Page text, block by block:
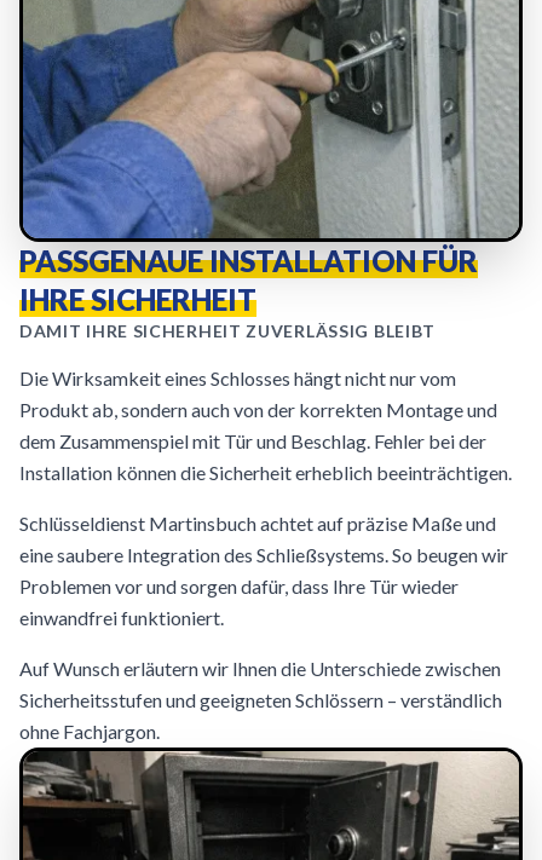
PASSGENAUE INSTALLATION FÜR
IHRE SICHERHEIT
DAMIT IHRE SICHERHEIT ZUVERLÄSSIG BLEIBT
Die Wirksamkeit eines Schlosses hängt nicht nur vom
Produkt ab, sondern auch von der korrekten Montage und
dem Zusammenspiel mit Tür und Beschlag. Fehler bei der
Installation können die Sicherheit erheblich beeinträchtigen.
Schlüsseldienst Martinsbuch achtet auf präzise Maße und
eine saubere Integration des Schließsystems. So beugen wir
Problemen vor und sorgen dafür, dass Ihre Tür wieder
einwandfrei funktioniert.
Auf Wunsch erläutern wir Ihnen die Unterschiede zwischen
Sicherheitsstufen und geeigneten Schlössern – verständlich
ohne Fachjargon.